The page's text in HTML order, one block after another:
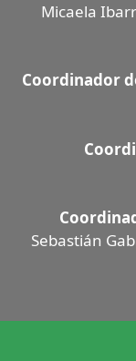
Micaela
Coordinador
Sebastián